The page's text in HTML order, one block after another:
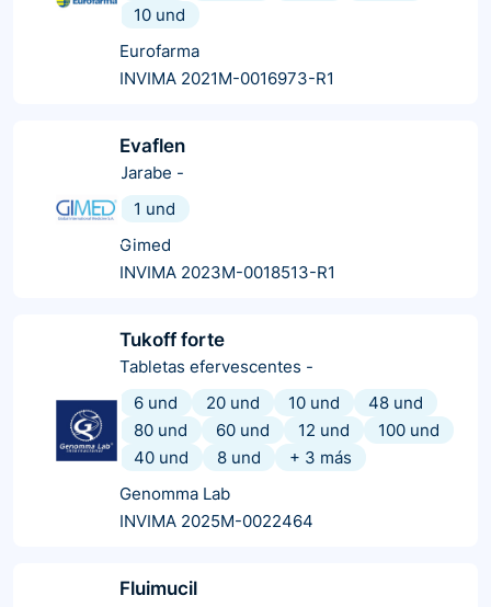
10 und
Eurofarma
INVIMA 2021M-0016973-R1
Evaflen
Jarabe -
1 und
Gimed
INVIMA 2023M-0018513-R1
Tukoff forte
Tabletas efervescentes -
6 und
20 und 10 und
48 und
80 und
60 und 12 und
100 und
40 und
8 und + 3 más
Genomma Lab
INVIMA 2025M-0022464
Fluimucil